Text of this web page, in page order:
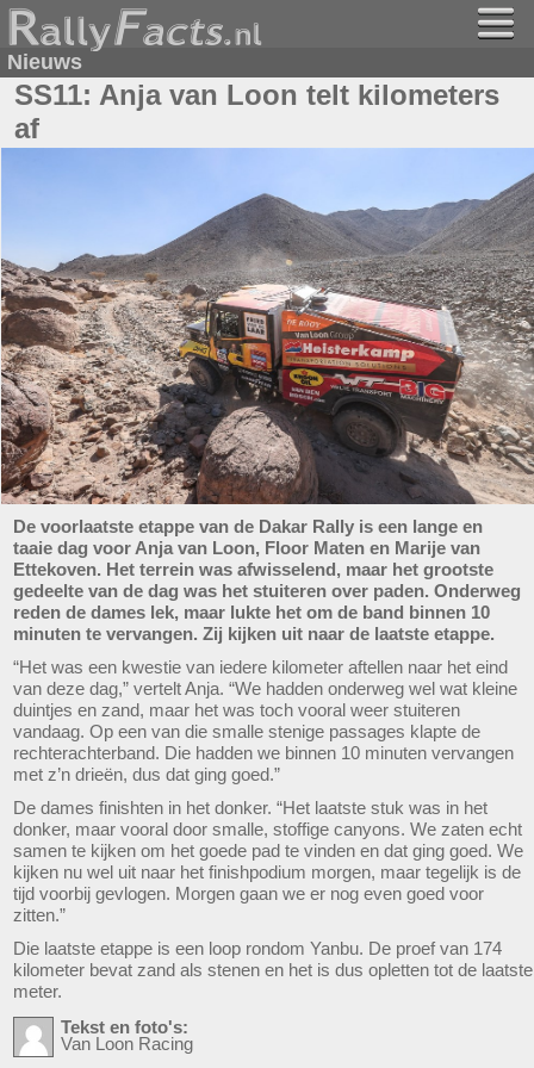
Nieuws
SS11: Anja van Loon telt kilometers
af
De voorlaatste etappe van de Dakar Rally is een lange en
taaie dag voor Anja van Loon, Floor Maten en Marije van
Ettekoven. Het terrein was afwisselend, maar het grootste
gedeelte van de dag was het stuiteren over paden. Onderweg
reden de dames lek, maar lukte het om de band binnen 10
minuten te vervangen. Zij kijken uit naar de laatste etappe.
“Het was een kwestie van iedere kilometer aftellen naar het eind
van deze dag,” vertelt Anja. “We hadden onderweg wel wat kleine
duintjes en zand, maar het was toch vooral weer stuiteren
vandaag. Op een van die smalle stenige passages klapte de
rechterachterband. Die hadden we binnen 10 minuten vervangen
met z’n drieën, dus dat ging goed.”
De dames finishten in het donker. “Het laatste stuk was in het
donker, maar vooral door smalle, stoffige canyons. We zaten echt
samen te kijken om het goede pad te vinden en dat ging goed. We
kijken nu wel uit naar het finishpodium morgen, maar tegelijk is de
tijd voorbij gevlogen. Morgen gaan we er nog even goed voor
zitten.”
Die laatste etappe is een loop rondom Yanbu. De proef van 174
kilometer bevat zand als stenen en het is dus opletten tot de laatste
meter.
Tekst en foto's:
Van Loon Racing